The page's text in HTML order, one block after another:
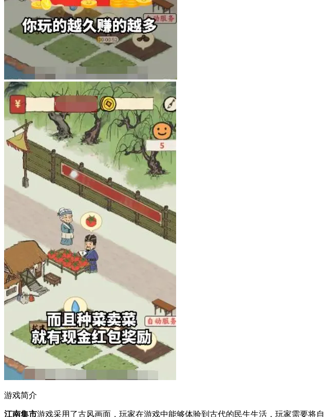
游戏简介
江南集市游戏采用了古风画面，玩家在游戏中能够体验到古代的民生生活，玩家需要